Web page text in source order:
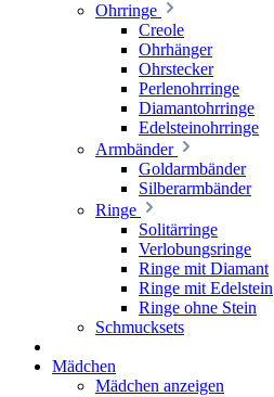
Ohrringe
Creole
Ohrhänger
Ohrstecker
Perlenohrringe
Diamantohrringe
Edelsteinohrringe
Armbänder
Goldarmbänder
Silberarmbänder
Ringe
Solitärringe
Verlobungsringe
Ringe mit Diamant
Ringe mit Edelstein
Ringe ohne Stein
Schmucksets
Mädchen
Mädchen anzeigen